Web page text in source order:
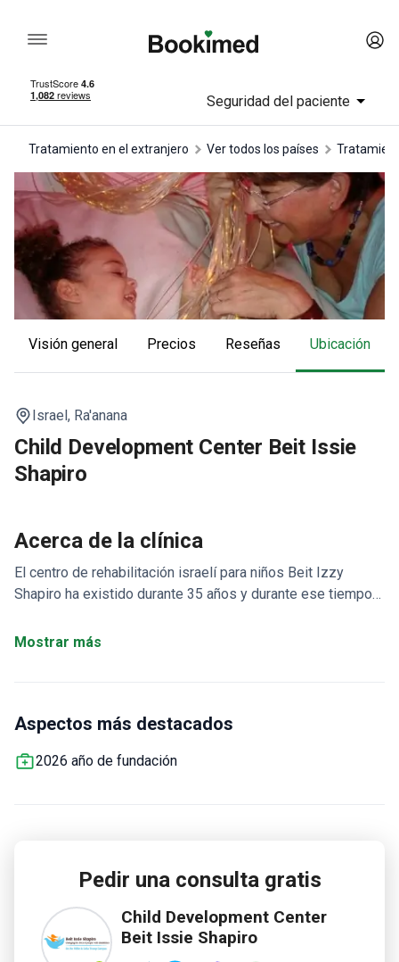
Seguridad del paciente
Tratamiento en el extranjero Ver todos los países
Visión general Precios reseñas Ubicación
Israel, Ra'anana
Child Development Center Beit Issie
Shapiro
Acerca de la clínica
El centro de rehabilitación israelí para niños Beit Izzy
Shapiro ha existido durante 35 años y durante ese tiempo
centro, que se utilizan en rehabilitación en todo el mundo.
Mostrar más
Aspectos más destacados
2026 año de fundación
Pedir una consulta gratis
Child Development Center
Beit Issie Shapiro